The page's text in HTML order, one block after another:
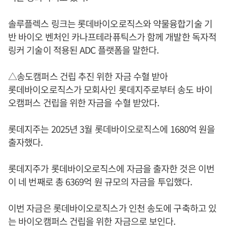
솔루플렉스 링크는 롯데바이오로직스와 약물융합기술 기
반 바이오 벤처인 카나프테라퓨틱스가 함께 개발한 독자적
링커 기술이 적용된 ADC 플랫폼을 말한다.
△송도캠퍼스 건립 추진 위한 자금 수혈 받아
롯데바이오로직스가 모회사인 롯데지주로부터 송도 바이
오캠퍼스 건립을 위한 자금을 수혈 받았다.
롯데지주는 2025년 3월 롯데바이오로직스에 1680억 원을
출자했다.
롯데지주가 롯데바이오로직스에 자금을 출자한 것은 이번
이 네 번째로 총 6369억 원 규모의 자금을 투입했다.
이번 자금은 롯데바이오로직스가 인천 송도에 구축하고 있
는 바이오캠퍼스 건립을 위한 자금으로 보인다.